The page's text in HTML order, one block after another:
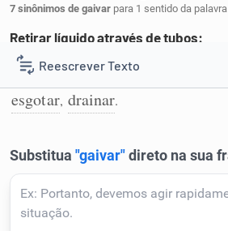
Reescrever Texto
Resumir Texto
Corrigir Texto
Detector de IA
7 sinônimos de gaivar para 1 sentido da palavra
Retirar líquido através de tubos:
1 drenar,enxugar
esgotar, drainar.